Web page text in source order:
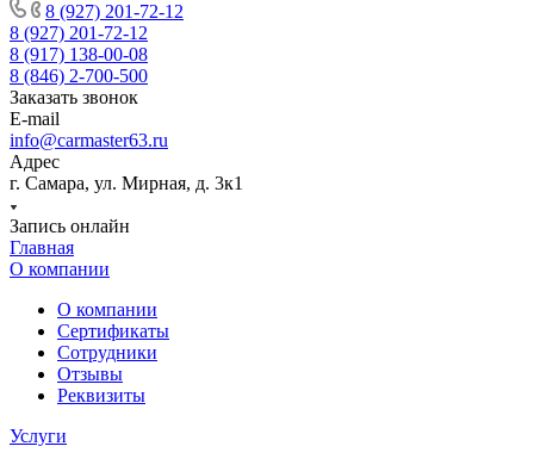
8 (927) 201-72-12
8 (927) 201-72-12
8 (917) 138-00-08
8 (846) 2-700-500
Заказать звонок
E-mail
info@carmaster63.ru
Адрес
г. Самара, ул. Мирная, д. 3к1
Запись онлайн
Главная
О компании
О компании
Сертификаты
Сотрудники
Отзывы
Реквизиты
Услуги